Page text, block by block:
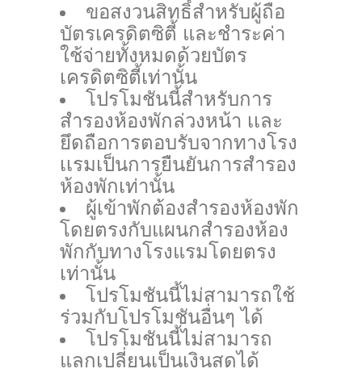
ขอสงวนสิทธิ์สำหรับผู้ถือ
บัตรเครดิตซิตี้ และชำระค่า
ใช้จ่ายทั้งหมดด้วยบัตร
เครดิตซิตี้เท่านั้น
โปรโมชันนี้สำหรับการ
สำรองห้องพักล่วงหน้า เเละ
ยึดถือการตอบรับจากทางโรง
เเรมเป็นการยืนยันการสำรอง
ห้องพักเท่านั้น
ผู้เข้าพักต้องสำรองห้องพัก
โดยตรงกับแผนกสำรองห้อง
พักกับทางโรงแรมโดยตรง
เท่านั้น
โปรโมชันนี้ไม่สามารถใช้
ร่วมกับโปรโมชันอื่นๆ ได้
โปรโมชันนี้ไม่สามารถ
แลกเปลี่ยนเป็นเงินสดได้